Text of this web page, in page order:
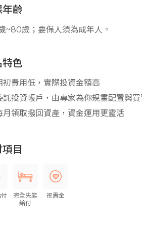
齡
~80歲；要保人須為成年人。
特色
初費用低，實際投資金額高
託投資帳戶，由專家為你規畫配置與
月領取撥回資產，資金運用更靈活
目
完全失能
給付
祝壽金